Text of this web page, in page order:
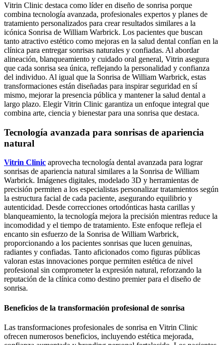
Vitrin Clinic destaca como líder en diseño de sonrisa porque
combina tecnología avanzada, profesionales expertos y planes de
tratamiento personalizados para crear resultados similares a la
icónica Sonrisa de William Warbrick. Los pacientes que buscan
tanto atractivo estético como mejoras en la salud dental confían en la
clínica para entregar sonrisas naturales y confiadas. Al abordar
alineación, blanqueamiento y cuidado oral general, Vitrin asegura
que cada sonrisa sea única, reflejando la personalidad y confianza
del individuo. Al igual que la Sonrisa de William Warbrick, estas
transformaciones están diseñadas para inspirar seguridad en sí
mismo, mejorar la presencia pública y mantener la salud dental a
largo plazo. Elegir Vitrin Clinic garantiza un enfoque integral que
combina arte, ciencia y bienestar para una sonrisa que destaca.
Tecnología avanzada para sonrisas de apariencia
natural
Vitrin Clinic aprovecha tecnología dental avanzada para lograr
sonrisas de apariencia natural similares a la Sonrisa de William
Warbrick. Imágenes digitales, modelado 3D y herramientas de
precisión permiten a los especialistas personalizar tratamientos según
la estructura facial de cada paciente, asegurando equilibrio y
autenticidad. Desde correcciones ortodónticas hasta carillas y
blanqueamiento, la tecnología mejora la precisión mientras reduce la
incomodidad y el tiempo de tratamiento. Este enfoque refleja el
encanto sin esfuerzo de la Sonrisa de William Warbrick,
proporcionando a los pacientes sonrisas que lucen genuinas,
radiantes y confiadas. Tanto aficionados como figuras públicas
valoran estas innovaciones porque permiten estética de nivel
profesional sin comprometer la expresión natural, reforzando la
reputación de la clínica como destino premier para el diseño de
sonrisa.
Beneficios de la transformación profesional de sonrisa
Las transformaciones profesionales de sonrisa en Vitrin Clinic
ofrecen numerosos beneficios, incluyendo estética mejorada,